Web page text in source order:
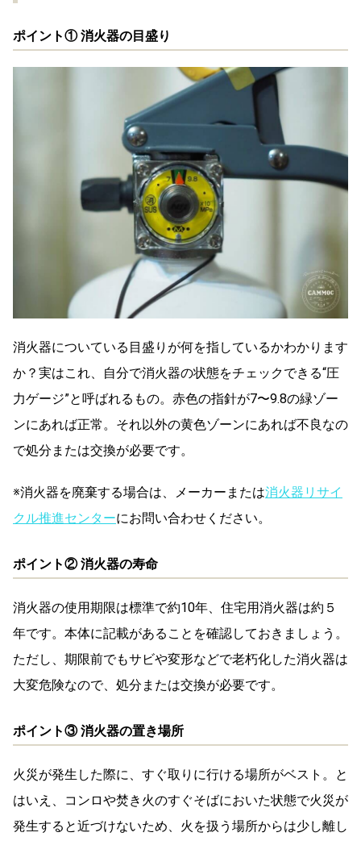
ポイント① 消火器の目盛り
消火器についている目盛りが何を指しているかわかります
か？実はこれ、自分で消火器の状態をチェックできる“圧
力ゲージ”と呼ばれるもの。赤色の指針が7〜9.8の緑ゾー
ンにあれば正常。それ以外の黄色ゾーンにあれば不良なの
で処分または交換が必要です。
※消火器を廃棄する場合は、メーカーまたは消火器リサイ
クル推進センターにお問い合わせください。
ポイント② 消火器の寿命
消火器の使用期限は標準で約10年、住宅用消火器は約５
年です。本体に記載があることを確認しておきましょう。
ただし、期限前でもサビや変形などで老朽化した消火器は
大変危険なので、処分または交換が必要です。
ポイント③ 消火器の置き場所
火災が発生した際に、すぐ取りに行ける場所がベスト。と
はいえ、コンロや焚き火のすぐそばにおいた状態で火災が
発生すると近づけないため、火を扱う場所からは少し離し